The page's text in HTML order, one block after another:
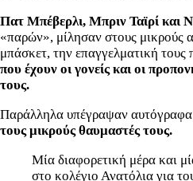
Πατ Μπέβερλι, Μπριν Ταϊρί και
«παρών», μίλησαν στους μικρούς
μπάσκετ, την επαγγελματική τους
που έχουν οι γονείς και οι
τους.
Παράλληλα υπέγραψαν αυτόγραφα
τους μικρούς θαυμαστές τους.
Μία διαφορετική μέρα και
στο κολέγιο Ανατόλια για